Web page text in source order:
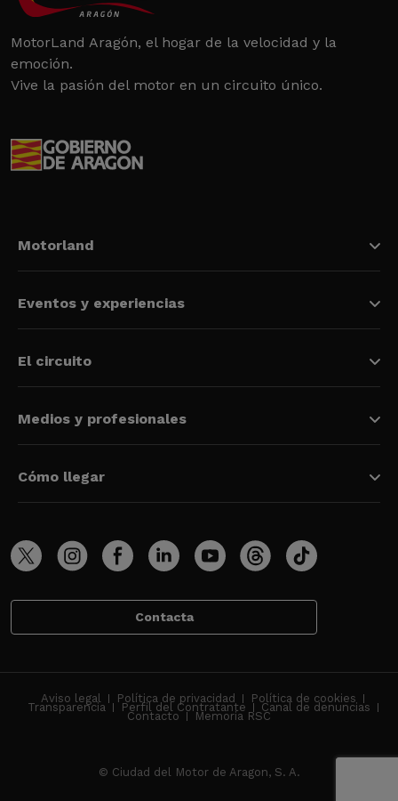
MotorLand Aragón, el hogar de la velocidad y la
emoción.
Vive la pasión del motor en un circuito único.
Motorland
Eventos y experiencias
El circuito
Medios y profesionales
Cómo llegar
Contacta
Aviso legal Política de privacidad Política de cookies
Transparencia Perfil del Contratante Canal de denuncias
Contacto Memoria RSC
© Ciudad del Motor de Aragon, S. A.